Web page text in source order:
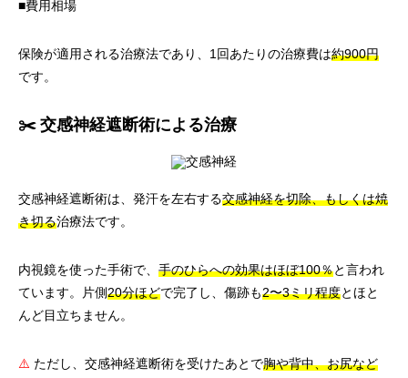
■費用相場
保険が適用される治療法であり、1回あたりの治療費は約900円
です。
✂️ 交感神経遮断術による治療
交感神経遮断術は、発汗を左右する交感神経を切除、もしくは焼
き切る治療法です。
内視鏡を使った手術で、 手のひらへの効果はほぼ100％と言われ
ています。片側20分ほどで完了し、傷跡も2〜3ミリ程度とほと
んど目立ちません。
⚠️ ただし、交感神経遮断術を受けたあとで胸や背中、お尻など